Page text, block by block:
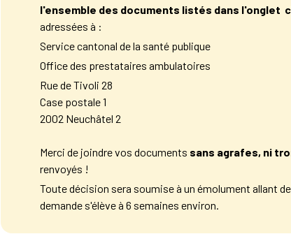
l'ensemble des documents listés dans l'onglet
adressées à :
Service cantonal de la santé publique​
Office des prestataires ambulatoires​
Rue de Tivoli 28
Case postale 1​
2002 Neuchâtel 2
Merci de joindre vos documents sans agrafes, ni
renvoyés !​
Toute décision sera soumise à un émolument allant
demande s'élève à 6 semaines environ.